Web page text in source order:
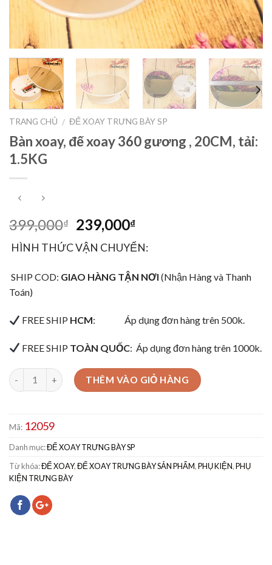
TRANG CHỦ / ĐẾ XOAY TRƯNG BÀY SP
Bàn xoay, đế xoay 360 gương , 20CM, tải:
1.5KG
399,000₫ 239,000₫
HÌNH THỨC VẬN CHUYỂN:
SHIP COD: GIAO HÀNG TẬN NƠI (Nhận Hàng và Thanh
Toán)
FREE SHIP HCM:Áp dụng đơn hàng trên 500k.
FREE SHIP TOÀN QUỐC: Áp dụng đơn hàng trên 1000k.
THÊM VÀO GIỎ HÀNG
Mã: 12059
Danh mục:ĐẾ XOAY TRƯNG BÀY SP
Từ khóa:ĐẾ XOAY,ĐẾ XOAY TRƯNG BÀY SẢN PHẨM,PHỤ KIỆN,PHỤ
KIỆN TRƯNG BÀY